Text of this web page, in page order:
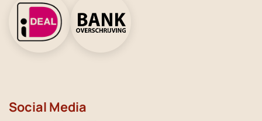
Social Media